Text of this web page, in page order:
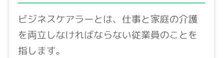
ビジネスケアラーとは、仕事と家庭の介護
を両立しなければならない従業員のことを
指します。